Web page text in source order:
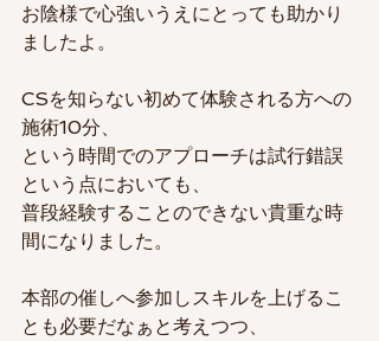
お陰様で心強いうえにとっても助かり
ましたよ。
CSを知らない初めて体験される方への
施術10分、
という時間でのアプローチは試行錯誤
という点においても、
普段経験することのできない貴重な時
間になりました。
本部の催しへ参加しスキルを上げるこ
とも必要だなぁと考えつつ、